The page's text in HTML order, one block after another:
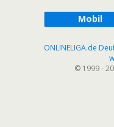
Mobil
ONLINELIGA.de
© 1999 -